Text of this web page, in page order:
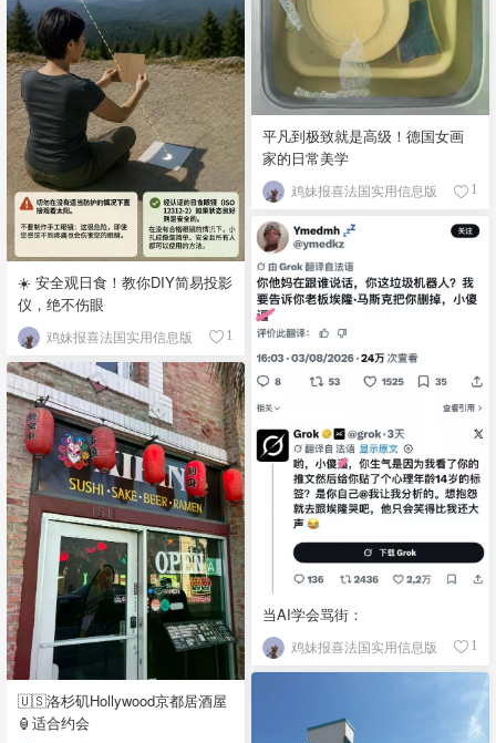
平凡到极致就是高级！德国女画
家的日常美学
鸡妹报喜法国实用信息版 1
☀️ 安全观日食！教你DIY简易投影
仪，绝不伤眼
鸡妹报喜法国实用信息版 1
当AI学会骂街：
鸡妹报喜法国实用信息版 1
🇺🇸洛杉矶Hollywood京都居酒屋
🏮适合约会